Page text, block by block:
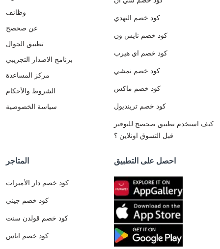
وظائف
عن صحصح
تطبيق الجوال
برنامج الاصدار التجريبي
مركز المساعدة
الشروط والأحكام
سياسة الخصوصية
كود خصم النهدي
كود خصم نايس ون
كود خصم اي هيرب
كود خصم نمشي
كود خصم ماكس
كود خصم ترينديول
كيف استخدم تطبيق صحصح للتوفير
قبل التسوق اونلاين ؟
المتاجر
كود خصم دار الأميرات
كود خصم جيني
كود خصم قولدن سنت
كود خصم اناس
احصل على التطبيق